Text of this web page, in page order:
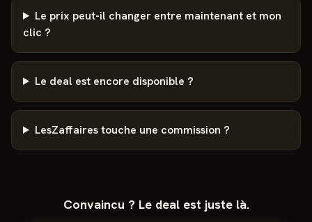
Le prix peut-il changer entre maintenant et mon
clic ?
Le deal est encore disponible ?
LesZaffaires touche une commission ?
Convaincu ? Le deal est juste là.